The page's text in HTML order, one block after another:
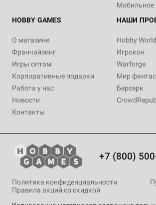
Мобильное
HOBBY GAMES
О магазине
Франчайзинг
Игры оптом
Корпоративные подарки
Работа у нас
Новости
Контакты
НАШИ
Hobby World
Игрокон
Warforge
Мир
Берсерк
+7 (800)
Политика конфиденциальности
Правила акций со скидкой